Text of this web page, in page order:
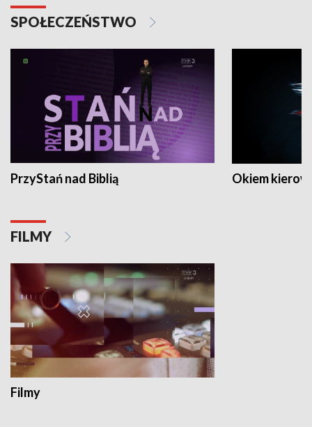
SPOŁECZEŃSTWO
PrzyStań nad Biblią Okiem
FILMY
Filmy